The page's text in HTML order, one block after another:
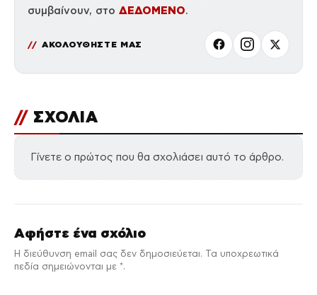
συμβαίνουν, στο ΔΕΔΟΜΕΝΟ.
ΑΚΟΛΟΥΘΗΣΤΕ ΜΑΣ
// ΣΧΟΛΙΑ
Γίνετε ο πρώτος που θα σχολιάσει αυτό το άρθρο.
Αφήστε ένα σχόλιο
Η διεύθυνση email σας δεν δημοσιεύεται. Τα υποχρεωτικά
πεδία σημειώνονται με *.